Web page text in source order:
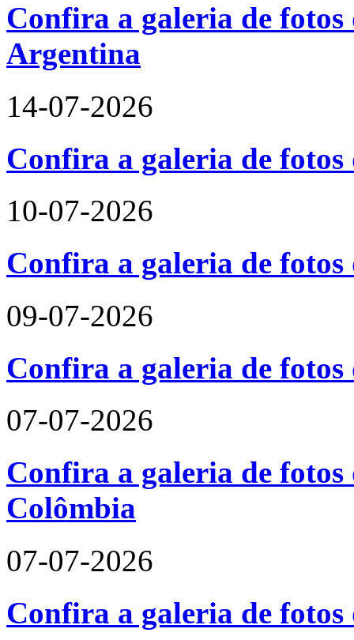
Confira a galeria de
Argentina
14-07-2026
Confira a galeria de
10-07-2026
Confira a galeria de fotos
09-07-2026
Confira a galeria de
07-07-2026
Confira a galeria de fotos
Colômbia
07-07-2026
Confira a galeria de